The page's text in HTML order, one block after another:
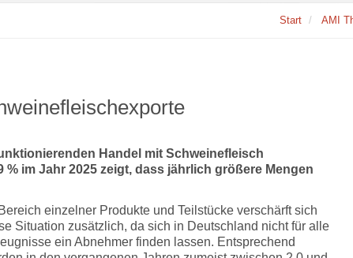
Start AMI
Handel mit Schweinefleisch
im Jahr 2025 zeigt, dass jährlich größere Mengen
einzelner Produkte und Teilstücke verschärft sich
Situation zusätzlich, da sich in Deutschland nicht für alle
ein Abnehmer finden lassen. Entsprechend